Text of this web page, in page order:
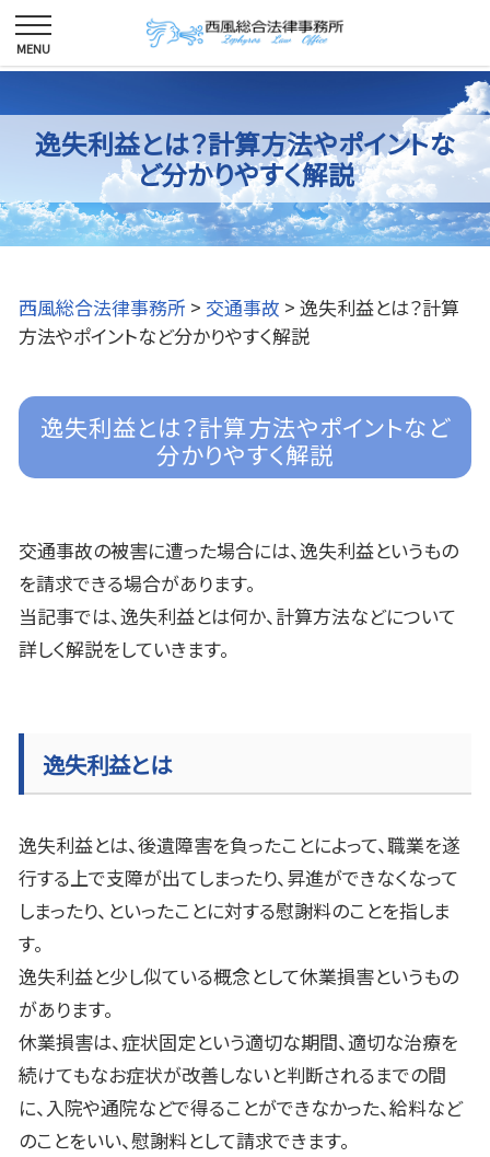
逸失利益とは？計算方法やポイントな
ど分かりやすく解説
西風総合法律事務所 > 交通事故 > 逸失利益とは？計算
方法やポイントなど分かりやすく解説
逸失利益とは？計算方法やポイントなど
分かりやすく解説
交通事故の被害に遭った場合には、逸失利益というもの
を請求できる場合があります。
当記事では、逸失利益とは何か、計算方法などについて
詳しく解説をしていきます。
逸失利益とは
逸失利益とは、後遺障害を負ったことによって、職業を遂
行する上で支障が出てしまったり、昇進ができなくなって
しまったり、といったことに対する慰謝料のことを指しま
す。
逸失利益と少し似ている概念として休業損害というもの
があります。
休業損害は、症状固定という適切な期間、適切な治療を
続けてもなお症状が改善しないと判断されるまでの間
に、入院や通院などで得ることができなかった、給料など
のことをいい、慰謝料として請求できます。